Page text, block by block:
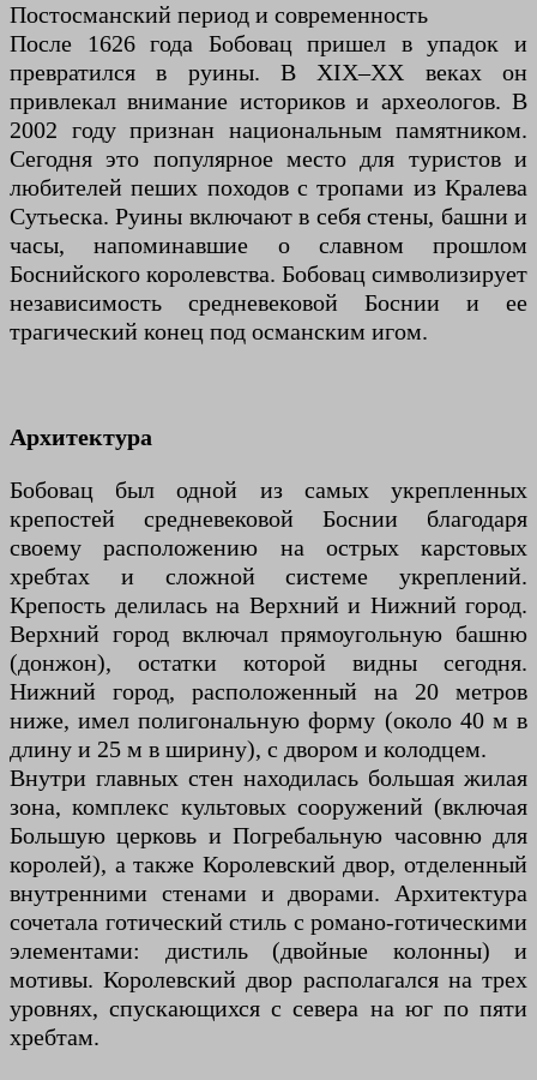
Постосманский период и современность
После 1626 года Бобовац пришел в упадок и
превратился в руины. В XIX–XX веках он
привлекал внимание историков и археологов. В
2002 году признан национальным памятником.
Сегодня это популярное место для туристов и
любителей пеших походов с тропами из Кралева
Сутьеска. Руины включают в себя стены, башни и
часы, напоминавшие о славном прошлом
Боснийского королевства. Бобовац символизирует
независимость средневековой Боснии и ее
трагический конец под османским игом.
Архитектура
Бобовац был одной из самых укрепленных
крепостей средневековой Боснии благодаря
своему расположению на острых карстовых
хребтах и сложной системе укреплений.
Крепость делилась на Верхний и Нижний город.
Верхний город включал прямоугольную башню
(донжон), остатки которой видны сегодня.
Нижний город, расположенный на 20 метров
ниже, имел полигональную форму (около 40 м в
длину и 25 м в ширину), с двором и колодцем.
Внутри главных стен находилась большая жилая
зона, комплекс культовых сооружений (включая
Большую церковь и Погребальную часовню для
королей), а также Королевский двор, отделенный
внутренними стенами и дворами. Архитектура
сочетала готический стиль с романо-готическими
элементами: дистиль (двойные колонны) и
мотивы. Королевский двор располагался на трех
уровнях, спускающихся с севера на юг по пяти
хребтам.